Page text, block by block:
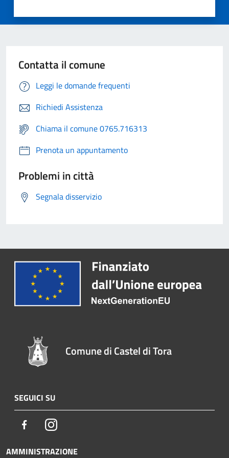
Contatta il comune
Leggi le domande frequenti
Richiedi Assistenza
Chiama il comune 0765.716313
Prenota un appuntamento
Problemi in città
Segnala disservizio
Comune di Castel di Tora
SEGUICI SU
FacebookInstagram
AMMINISTRAZIONE